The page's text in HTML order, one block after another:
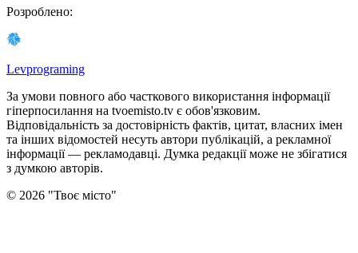
Розроблено:
Levprograming
За умови повного або часткового використання iнформацiї
гіперпосилання на tvoemisto.tv є обов'язковим.
Відповідальність за достовірність фактів, цитат, власних імен
та інших відомостей несуть автори публікацій, а рекламної
інформації — рекламодавці. Думка редакцiї може не збiгатися
з думкою авторiв.
© 2026 "Твоє місто"